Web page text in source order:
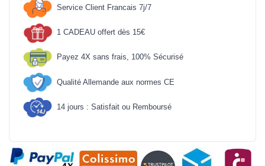
Service Client Francais 7j/7
1 CADEAU offert dès 15€
Payez 4X sans frais, 100% Sécurisé
Qualité Allemande aux normes CE
14 jours : Satisfait ou Remboursé